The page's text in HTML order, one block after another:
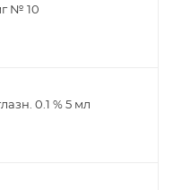
№ 10
0.1 % 5 мл